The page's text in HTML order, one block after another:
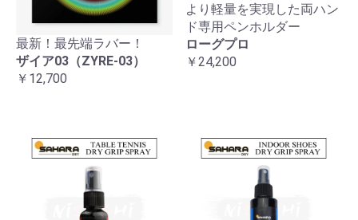
最新！最先端ラバー！
ザイア03（ZYRE-03）
￥12,700
より軽量を実現した両ハン
ド専用ペンホルダー
ローグプロ
￥24,200